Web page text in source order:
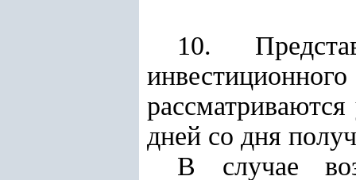
10.
дней со дня
В случае